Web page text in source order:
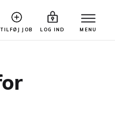
TILFØJ JOB LOG IND MENU